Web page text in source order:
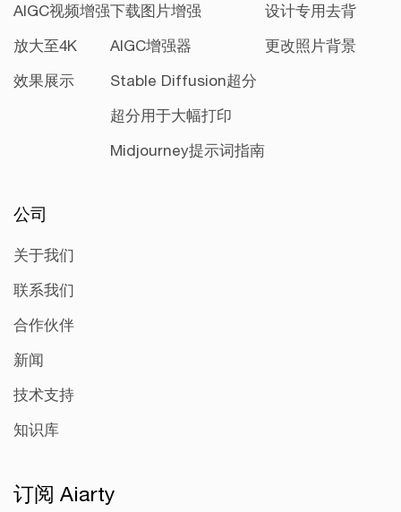
AIGC视频增强
放大至4K
效果展示
下载图片增强
AIGC增强器
Stable Diffusion超分
超分用于大幅打印
Midjourney提示词指南
设计专用去背
更改照片背景
公司
关于我们
联系我们
合作伙伴
新闻
技术支持
知识库
订阅 Aiarty